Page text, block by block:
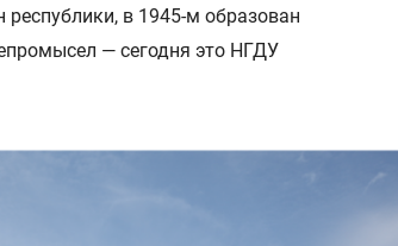
в 1945-м образован
— сегодня это НГДУ